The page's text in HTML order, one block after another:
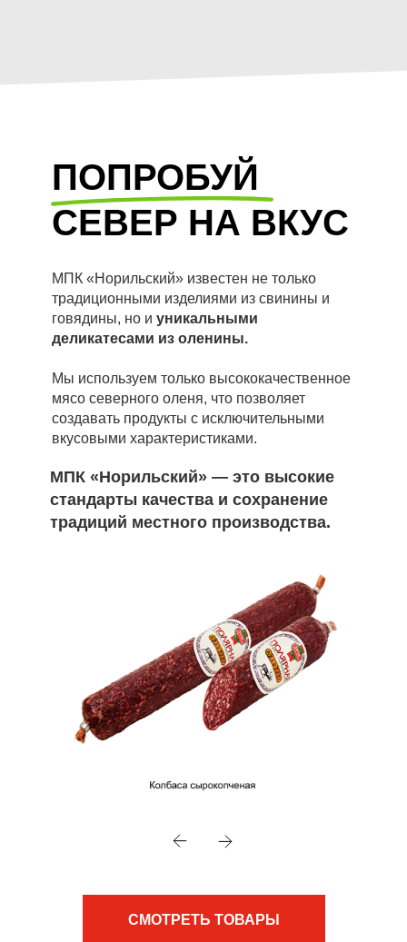
МПК «Норильский» — это высокие
стандарты качества и сохранение
традиций местного производства.
МПК «Норильский» известен не только
традиционными изделиями из свинины и
говядины, но и уникальными
деликатесами из оленины.
Мы используем только высококачественное
мясо северного оленя, что позволяет
создавать продукты с исключительными
вкусовыми характеристиками.
ПОПРОБУЙ
СЕВЕР НА ВКУС
СМОТРЕТЬ ТОВАРЫ